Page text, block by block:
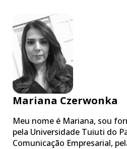
Mariana Czerwonka
Meu nome é Mariana, sou
pela Universidade Tuiuti do
Comunicação Empresarial,